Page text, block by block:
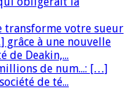
transforme votre sueur
grâce à une nouvelle
de Deakin,...
de num...: […]
de té...